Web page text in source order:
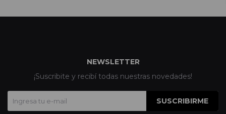
NEWSLETTER
¡Suscribite y recibí todas nuestras novedades!
SUSCRIBIRME